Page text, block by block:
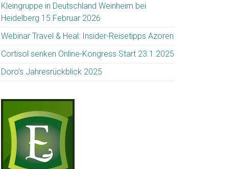
Kleingruppe in Deutschland Weinheim bei
Heidelberg 15.Februar 2026
Webinar Travel & Heal: Insider-Reisetipps Azoren
Cortisol senken Online-Kongress Start 23.1.2025
Doro’s Jahresrückblick 2025